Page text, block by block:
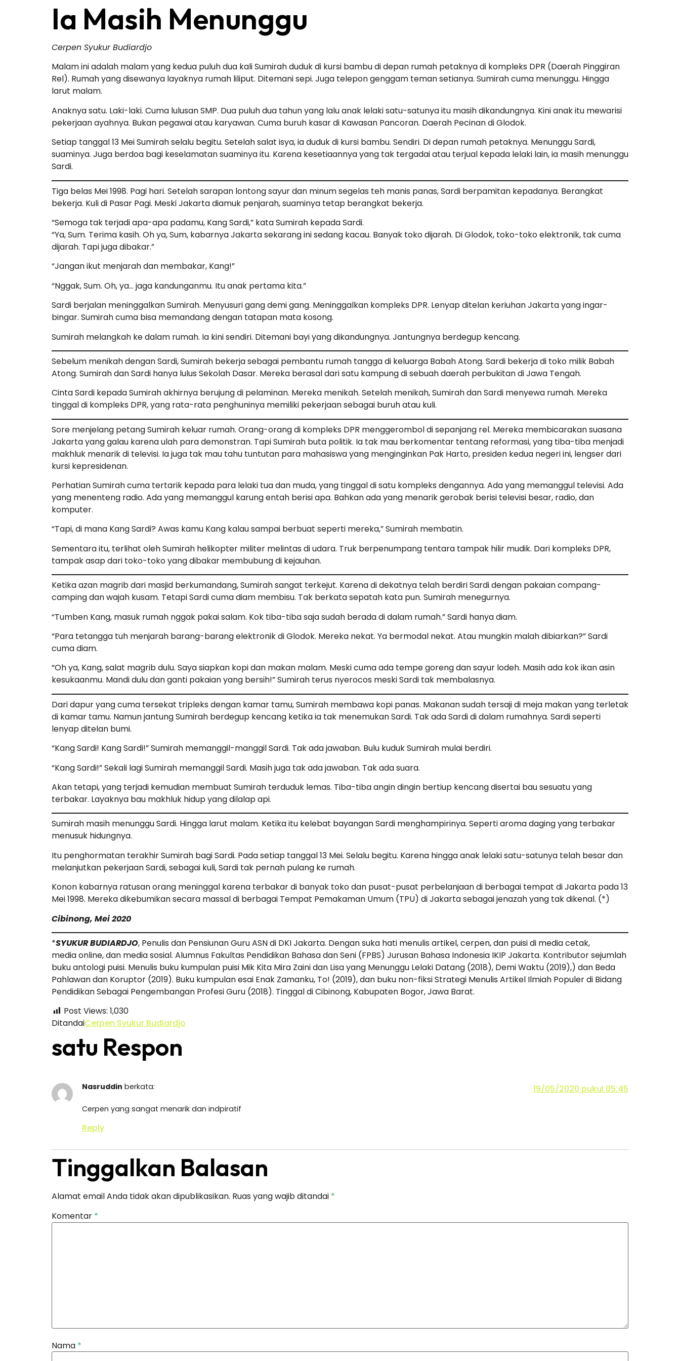
Ia Masih Menunggu
Cerpen Syukur Budiardjo
Malam ini adalah malam yang kedua puluh dua kali Sumirah duduk di kursi bambu di depan rumah petaknya di kompleks DPR (Daerah Pinggiran
Rel). Rumah yang disewanya layaknya rumah liliput. Ditemani sepi. Juga telepon genggam teman setianya. Sumirah cuma menunggu. Hingga
larut malam.
Anaknya satu. Laki-laki. Cuma lulusan SMP. Dua puluh dua tahun yang lalu anak lelaki satu-satunya itu masih dikandungnya. Kini anak itu mewarisi
pekerjaan ayahnya. Bukan pegawai atau karyawan. Cuma buruh kasar di Kawasan Pancoran. Daerah Pecinan di Glodok.
Setiap tanggal 13 Mei Sumirah selalu begitu. Setelah salat isya, ia duduk di kursi bambu. Sendiri. Di depan rumah petaknya. Menunggu Sardi,
suaminya. Juga berdoa bagi keselamatan suaminya itu. Karena kesetiaannya yang tak tergadai atau terjual kepada lelaki lain, ia masih menunggu
Sardi.
Tiga belas Mei 1998. Pagi hari. Setelah sarapan lontong sayur dan minum segelas teh manis panas, Sardi berpamitan kepadanya. Berangkat
bekerja. Kuli di Pasar Pagi. Meski Jakarta diamuk penjarah, suaminya tetap berangkat bekerja.
“Semoga tak terjadi apa-apa padamu, Kang Sardi,” kata Sumirah kepada Sardi.
“Ya, Sum. Terima kasih. Oh ya, Sum, kabarnya Jakarta sekarang ini sedang kacau. Banyak toko dijarah. Di Glodok, toko-toko elektronik, tak cuma
dijarah. Tapi juga dibakar.”
“Jangan ikut menjarah dan membakar, Kang!”
“Nggak, Sum. Oh, ya… jaga kandunganmu. Itu anak pertama kita.”
Sardi berjalan meninggalkan Sumirah. Menyusuri gang demi gang. Meninggalkan kompleks DPR. Lenyap ditelan keriuhan Jakarta yang ingar-
bingar. Sumirah cuma bisa memandang dengan tatapan mata kosong.
Sumirah melangkah ke dalam rumah. Ia kini sendiri. Ditemani bayi yang dikandungnya. Jantungnya berdegup kencang.
Sebelum menikah dengan Sardi, Sumirah bekerja sebagai pembantu rumah tangga di keluarga Babah Atong. Sardi bekerja di toko milik Babah
Atong. Sumirah dan Sardi hanya lulus Sekolah Dasar. Mereka berasal dari satu kampung di sebuah daerah perbukitan di Jawa Tengah.
Cinta Sardi kepada Sumirah akhirnya berujung di pelaminan. Mereka menikah. Setelah menikah, Sumirah dan Sardi menyewa rumah. Mereka
tinggal di kompleks DPR, yang rata-rata penghuninya memiliki pekerjaan sebagai buruh atau kuli.
Sore menjelang petang Sumirah keluar rumah. Orang-orang di kompleks DPR menggerombol di sepanjang rel. Mereka membicarakan suasana
Jakarta yang galau karena ulah para demonstran. Tapi Sumirah buta politik. Ia tak mau berkomentar tentang reformasi, yang tiba-tiba menjadi
makhluk menarik di televisi. Ia juga tak mau tahu tuntutan para mahasiswa yang menginginkan Pak Harto, presiden kedua negeri ini, lengser dari
kursi kepresidenan.
Perhatian Sumirah cuma tertarik kepada para lelaki tua dan muda, yang tinggal di satu kompleks dengannya. Ada yang memanggul televisi. Ada
yang menenteng radio. Ada yang memanggul karung entah berisi apa. Bahkan ada yang menarik gerobak berisi televisi besar, radio, dan
komputer.
“Tapi, di mana Kang Sardi? Awas kamu Kang kalau sampai berbuat seperti mereka,” Sumirah membatin.
Sementara itu, terlihat oleh Sumirah helikopter militer melintas di udara. Truk berpenumpang tentara tampak hilir mudik. Dari kompleks DPR,
tampak asap dari toko-toko yang dibakar membubung di kejauhan.
Ketika azan magrib dari masjid berkumandang, Sumirah sangat terkejut. Karena di dekatnya telah berdiri Sardi dengan pakaian compang-
camping dan wajah kusam. Tetapi Sardi cuma diam membisu. Tak berkata sepatah kata pun. Sumirah menegurnya.
“Tumben Kang, masuk rumah nggak pakai salam. Kok tiba-tiba saja sudah berada di dalam rumah.” Sardi hanya diam.
“Para tetangga tuh menjarah barang-barang elektronik di Glodok. Mereka nekat. Ya bermodal nekat. Atau mungkin malah dibiarkan?” Sardi
cuma diam.
“Oh ya, Kang, salat magrib dulu. Saya siapkan kopi dan makan malam. Meski cuma ada tempe goreng dan sayur lodeh. Masih ada kok ikan asin
kesukaanmu. Mandi dulu dan ganti pakaian yang bersih!” Sumirah terus nyerocos meski Sardi tak membalasnya.
Dari dapur yang cuma tersekat tripleks dengan kamar tamu, Sumirah membawa kopi panas. Makanan sudah tersaji di meja makan yang terletak
di kamar tamu. Namun jantung Sumirah berdegup kencang ketika ia tak menemukan Sardi. Tak ada Sardi di dalam rumahnya. Sardi seperti
lenyap ditelan bumi.
“Kang Sardi! Kang Sardi!” Sumirah memanggil-manggil Sardi. Tak ada jawaban. Bulu kuduk Sumirah mulai berdiri.
“Kang Sardi!” Sekali lagi Sumirah memanggil Sardi. Masih juga tak ada jawaban. Tak ada suara.
Akan tetapi, yang terjadi kemudian membuat Sumirah terduduk lemas. Tiba-tiba angin dingin bertiup kencang disertai bau sesuatu yang
terbakar. Layaknya bau makhluk hidup yang dilalap api.
Sumirah masih menunggu Sardi. Hingga larut malam. Ketika itu kelebat bayangan Sardi menghampirinya. Seperti aroma daging yang terbakar
menusuk hidungnya.
Itu penghormatan terakhir Sumirah bagi Sardi. Pada setiap tanggal 13 Mei. Selalu begitu. Karena hingga anak lelaki satu-satunya telah besar dan
melanjutkan pekerjaan Sardi, sebagai kuli, Sardi tak pernah pulang ke rumah.
Konon kabarnya ratusan orang meninggal karena terbakar di banyak toko dan pusat-pusat perbelanjaan di berbagai tempat di Jakarta pada 13
Mei 1998. Mereka dikebumikan secara massal di berbagai Tempat Pemakaman Umum (TPU) di Jakarta sebagai jenazah yang tak dikenal. (*)
Cibinong, Mei 2020
*SYUKUR BUDIARDJO, Penulis dan Pensiunan Guru ASN di DKI Jakarta. Dengan suka hati menulis artikel, cerpen, dan puisi di media cetak,
media online, dan media sosial. Alumnus Fakultas Pendidikan Bahasa dan Seni (FPBS) Jurusan Bahasa Indonesia IKIP Jakarta. Kontributor sejumlah
buku antologi puisi. Menulis buku kumpulan puisi Mik Kita Mira Zaini dan Lisa yang Menunggu Lelaki Datang (2018), Demi Waktu (2019),) dan Beda
Pahlawan dan Koruptor (2019). Buku kumpulan esai Enak Zamanku, To! (2019), dan buku non-fiksi Strategi Menulis Artikel Ilmiah Populer di Bidang
Pendidikan Sebagai Pengembangan Profesi Guru (2018). Tinggal di Cibinong, Kabupaten Bogor, Jawa Barat.
Post Views: 1,030
DitandaiCerpen Syukur Budiardjo
satu Respon
Nasruddin berkata: 19/05/2020 pukul 05:45
Cerpen yang sangat menarik dan indpiratif
Reply
Tinggalkan Balasan
Alamat email Anda tidak akan dipublikasikan. Ruas yang wajib ditandai *
Komentar *
Nama *